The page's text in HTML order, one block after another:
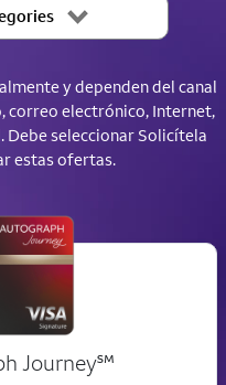
y dependen del canal
correo electrónico, Internet,
Debe seleccionar Solicítela
estas ofertas.
Journeyservice mark
℠